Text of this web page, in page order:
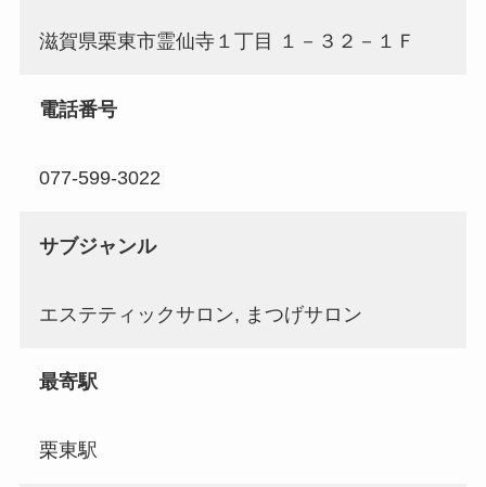
滋賀県栗東市霊仙寺１丁目 １－３２－１Ｆ
電話番号
077-599-3022
サブジャンル
エステティックサロン, まつげサロン
最寄駅
栗東駅